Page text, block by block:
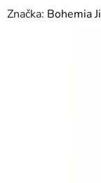
Značka: Bohemia